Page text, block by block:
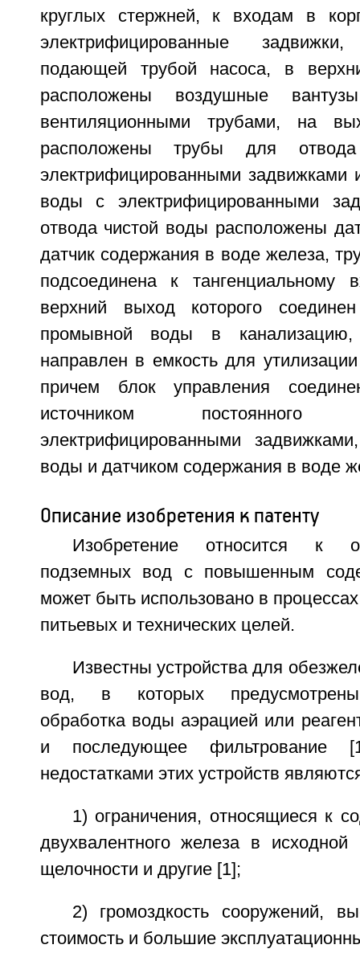
круглых стержней, к входам в
электрифицированные
подающей трубой насоса, в
расположены воздушные
вентиляционными трубами, на
расположены трубы для
электрифицированными задвижками
воды с электрифицированными
отвода чистой воды расположены
датчик содержания в воде железа,
подсоединена к тангенциальному
верхний выход которого
промывной воды в
направлен в емкость для
причем блок управления
источником
электрифицированными
воды и датчиком содержания в воде
Описание изобретения к патенту
Изобретение относится к
подземных вод с повышенным
может быть использовано в
питьевых и технических целей.
Известны устройства для
вод, в которых предусмотрены
обработка воды аэрацией или
и последующее фильтрование
недостатками этих устройств
1) ограничения, относящиеся к
двухвалентного железа в
щелочности и другие [1];
2) громоздкость сооружений,
стоимость и большие